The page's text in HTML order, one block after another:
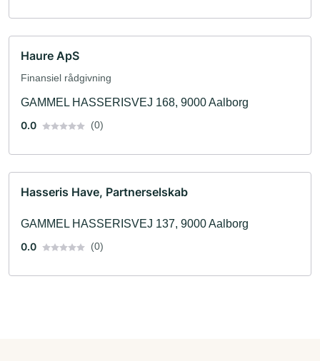
Haure ApS
Finansiel rådgivning
GAMMEL HASSERISVEJ 168, 9000 Aalborg
0.0
(0)
Hasseris Have, Partnerselskab
GAMMEL HASSERISVEJ 137, 9000 Aalborg
0.0
(0)